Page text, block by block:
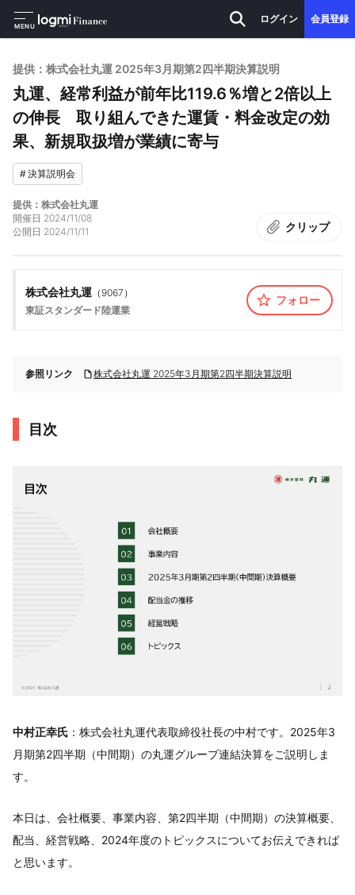
MENU
ログイン 会員登録
提供：株式会社丸運 2025年3月期第2四半期決算説明
丸運、経常利益が前年比119.6％増と2倍以上
の伸長 取り組んできた運賃・料金改定の効
果、新規取扱増が業績に寄与
#決算説明会
提供：株式会社丸運
開催日 2024/11/08
公開日 2024/11/11 クリップ
株式会社丸運 （ 9067 ）
東証スタンダード陸運業
フォロー
参照リンク 株式会社丸運 2025年3月期第2四半期決算説明
目次
中村正幸氏 ：株式会社丸運代表取締役社長の中村です。2025年3
月期第2四半期（中間期）の丸運グループ連結決算をご説明しま
す。
本日は、会社概要、事業内容、第2四半期（中間期）の決算概要、
配当、経営戦略、2024年度のトピックスについてお伝えできれば
と思います。